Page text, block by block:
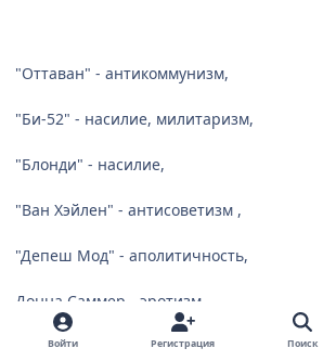
"Оттаван" - антикоммунизм,
"Би-52" - насилие, милитаризм,
"Блонди" - насилие,
"Ван Хэйлен" - антисоветизм ,
"Депеш Мод" - аполитичность,
Донна Саммер - эротизм,
"Калчер Клаб" - гомосексуализм,
Войти Регистрация Поиск